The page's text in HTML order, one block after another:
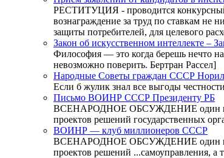
РЕСТИТУЦИЯ - проводится конкурсный
вознаграждение за труд по ставкам
защиты потребителей, для целевого
Закон об искусственном интеллекте –
Философия — это когда берешь нечто
невозможно поверить. Бертран Рассел]
Народные Советы граждан СССР
Если б жулик знал все выгоды
Письмо ВОИНР СССР Президенту РБ
ВСЕНАРОДНОЕ ОБСУЖДЕНИЕ один из
проектов решений государственных
ВОИНР — клуб миллионеров СССР
ВСЕНАРОДНОЕ ОБСУЖДЕНИЕ один из
проектов решений ...самоуправления, а